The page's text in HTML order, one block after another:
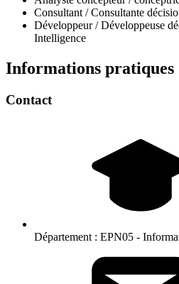
Consultant / Consultante
Développeur / Développeuse
Intelligence
Informations pratiques
Contact
Département : EPN05 -